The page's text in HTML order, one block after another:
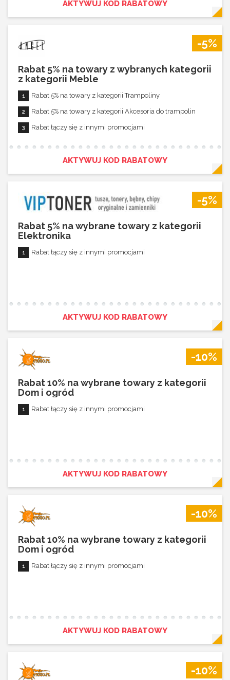
AKTYWUJ KOD RABATOWY
-5%
Rabat 5% na towary z wybranych kategorii
z kategorii Meble
Rabat 5% na towary z kategorii Trampoliny
Rabat 5% na towary z kategorii Akcesoria do trampolin
Rabat łączy się z innymi promocjami
AKTYWUJ KOD RABATOWY
-5%
Rabat 5% na wybrane towary z kategorii
Elektronika
Rabat łączy się z innymi promocjami
AKTYWUJ KOD RABATOWY
-10%
Rabat 10% na wybrane towary z kategorii
Dom i ogród
Rabat łączy się z innymi promocjami
AKTYWUJ KOD RABATOWY
-10%
Rabat 10% na wybrane towary z kategorii
Dom i ogród
Rabat łączy się z innymi promocjami
AKTYWUJ KOD RABATOWY
-10%